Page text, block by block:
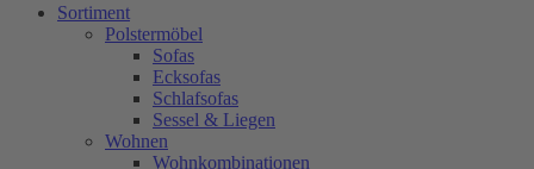
Sortiment
Polstermöbel
Sofas
Ecksofas
Schlafsofas
Sessel & Liegen
Wohnen
Wohnkombinationen